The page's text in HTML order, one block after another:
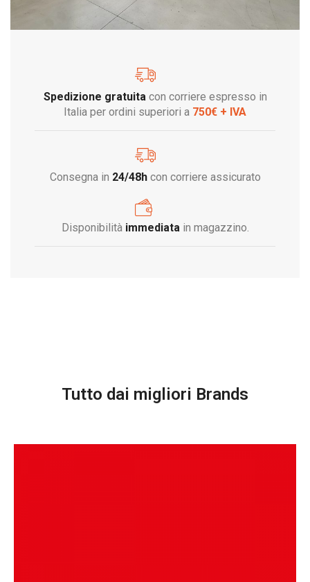
Spedizione gratuitacon corriere espresso in
Italia per ordini superiori a 750€ + IVA
Consegna in 24/48hcon corriere assicurato
Disponibilità immediatain magazzino.
Tutto dai migliori Brands